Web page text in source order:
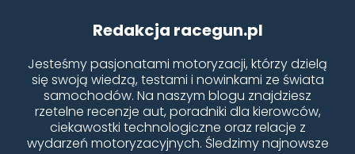
Redakcja racegun.pl
Jesteśmy pasjonatami motoryzacji, którzy dzielą
się swoją wiedzą, testami i nowinkami ze świata
samochodów. Na naszym blogu znajdziesz
rzetelne recenzje aut, poradniki dla kierowców,
ciekawostki technologiczne oraz relacje z
wydarzeń motoryzacyjnych. Śledzimy najnowsze